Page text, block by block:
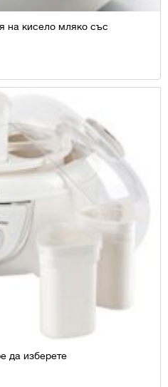
на кисело мляко със
да изберете